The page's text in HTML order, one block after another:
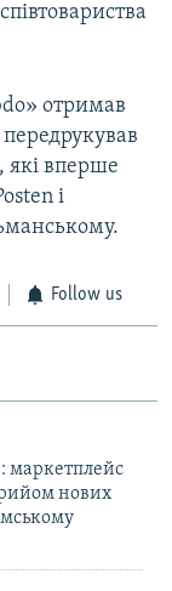
отримав
вперше
і
Follow us
маркетплейс
нових